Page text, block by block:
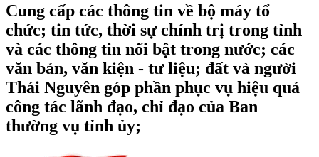
Cung cấp các thông tin về bộ máy tổ
chức; tin tức, thời sự chính trị trong tỉnh
và các thông tin nổi bật trong nước; các
văn bản, văn kiện - tư liệu; đất và người
Thái Nguyên góp phần phục vụ hiệu quả
công tác lãnh đạo, chỉ đạo của Ban
thường vụ tỉnh ủy;